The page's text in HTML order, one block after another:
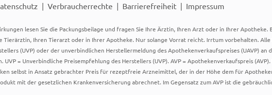
Verbraucherrechte Barrierefreiheit Impressum
lesen Sie die Packungsbeilage und fragen Sie Ihre Ärztin, Ihren Arzt oder in Ihrer
Tierärztin, Ihren Tierarzt oder in Ihrer Apotheke. Nur solange Vorrat reicht. Irrtum vorbehalten.
(UVP) oder der unverbindlichen Herstellermeldung des Apothekenverkaufspreises (UAVP)
= Unverbindliche Preisempfehlung des Herstellers (UVP). AVP = Apothekenverkaufspreis
selbst in Ansatz gebrachter Preis für rezeptfreie Arzneimittel, der in der Höhe dem für
mit der gesetzlichen Krankenversicherung abrechnet. Im Gegensatz zum AVP ist die